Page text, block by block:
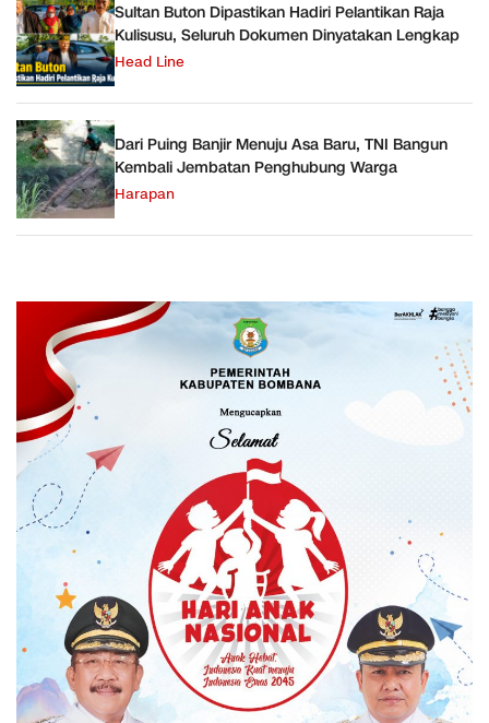
Sultan Buton Dipastikan Hadiri Pelantikan Raja
Kulisusu, Seluruh Dokumen Dinyatakan Lengkap
Head Line
Dari Puing Banjir Menuju Asa Baru, TNI Bangun
Kembali Jembatan Penghubung Warga
Harapan